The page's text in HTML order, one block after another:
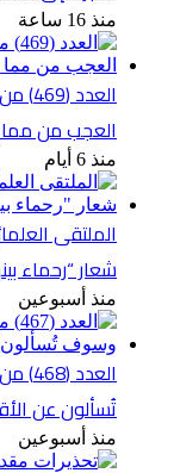
منذ 16 ساعة
العجب من
منذ 6 أيام
الملتقى
شعار “رحماء
منذ أسبوعين
تُسألون عن
منذ أسبوعين